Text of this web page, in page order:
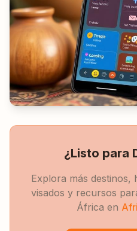
¿Listo para
Explora más destinos,
visados y recursos
África en